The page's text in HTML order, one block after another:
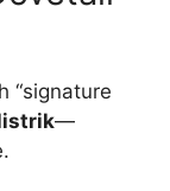
“signature
—